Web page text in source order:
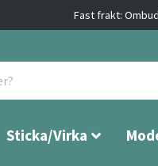
Fast frakt:
Sticka/Virka